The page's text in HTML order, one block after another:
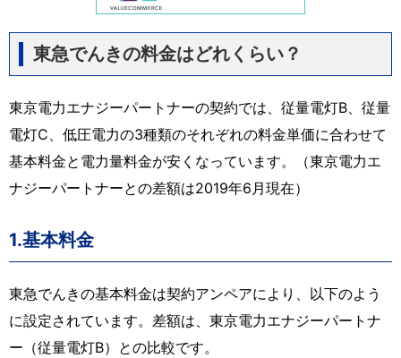
東急でんきの料金はどれくらい？
東京電力エナジーパートナーの契約では、従量電灯B、従量
電灯C、低圧電力の3種類のそれぞれの料金単価に合わせて
基本料金と電力量料金が安くなっています。（東京電力エ
ナジーパートナーとの差額は2019年6月現在）
1.基本料金
東急でんきの基本料金は契約アンペアにより、以下のよう
に設定されています。差額は、東京電力エナジーパートナ
ー（従量電灯B）との比較です。